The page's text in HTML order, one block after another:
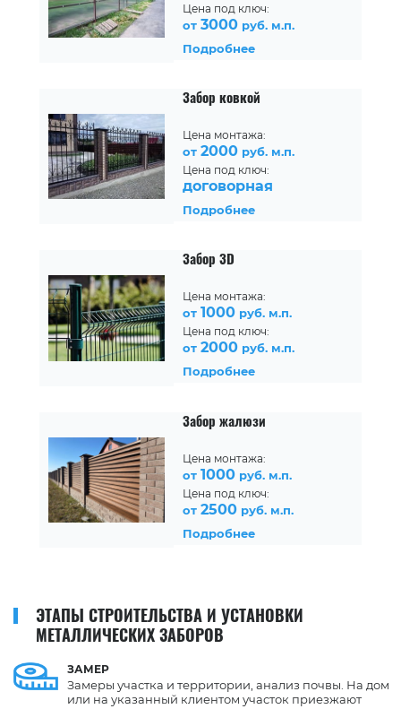
Цена под ключ:
от 3000 руб. м.п.
Подробнее
Забор ковкой
Цена монтажа:
от 2000 руб. м.п.
Цена под ключ:
договорная
Подробнее
Забор 3D
Цена монтажа:
от 1000 руб. м.п.
Цена под ключ:
от 2000 руб. м.п.
Подробнее
Забор жалюзи
Цена монтажа:
от 1000 руб. м.п.
Цена под ключ:
от 2500 руб. м.п.
Подробнее
ЭТАПЫ СТРОИТЕЛЬСТВА И УСТАНОВКИ
МЕТАЛЛИЧЕСКИХ ЗАБОРОВ
ЗАМЕР
Замеры участка и территории, анализ почвы. На дом
или на указанный клиентом участок приезжают